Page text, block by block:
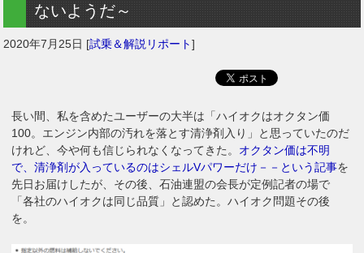
ないようだ～
2020年7月25日 [試乗＆解説リポート]
長い間、私を含めたユーザーの大半は「ハイオクはオクタン価
100。エンジン内部の汚れを落とす清浄剤入り」と思っていたのだ
けれど、今や何も信じられなくなってきた。 オクタン価は不明
で、清浄剤が入っているのはシェルVパワーだけ－－という記事を
先日お届けしたが、その後、石油連盟の会長が定例記者の場で
「各社のハイオクは同じ品質」と認めた。ハイオク問題その後
を。